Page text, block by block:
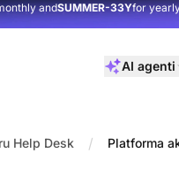
andSUMMER-33Yfor
AI agenti
Help Desk / Platforma